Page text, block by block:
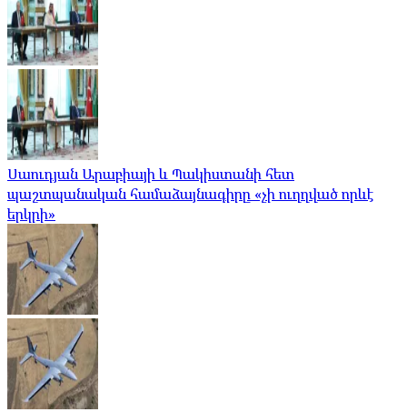
Սաուդյան Արաբիայի և Պակիստանի հետ
պաշտպանական համաձայնագիրը «չի ուղղված որևէ
երկրի»